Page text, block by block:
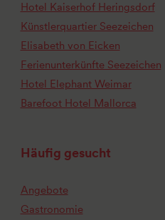
Hotel Kaiserhof Heringsdorf
Künstlerquartier Seezeichen
Elisabeth von Eicken
Ferienunterkünfte Seezeichen
Hotel Elephant Weimar
Barefoot Hotel Mallorca
Häufig gesucht
Angebote
Gastronomie